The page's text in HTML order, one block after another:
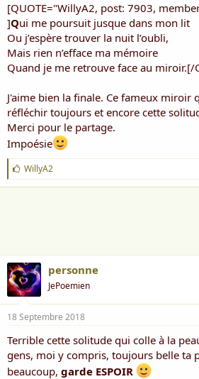
[QUOTE="WillyA2, post: 7903,
]Qui me poursuit jusque dans mon lit
Ou j’espère trouver la nuit l’oubli,
Mais rien n’efface ma mémoire
Quand je me retrouve face au miroir.[/
J'aime bien la finale. Ce fameux miroir
réfléchir toujours et encore cette
Merci pour le partage.
Impoésie
J
'
a
WillyA2
personne
JePoemien
18 Septembre 2018
Terrible cette solitude qui colle à la
gens, moi y compris, toujours belle ta
beaucoup, garde ESPOIR